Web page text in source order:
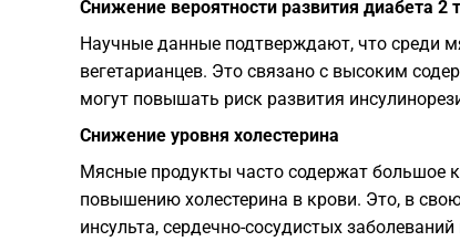
Снижение вероятности развития диабета 2
Научные данные подтверждают, что среди
вегетарианцев. Это связано с высоким
могут повышать риск развития
Снижение уровня холестерина
Мясные продукты часто содержат большое
повышению холестерина в крови. Это, в
инсульта, сердечно-сосудистых